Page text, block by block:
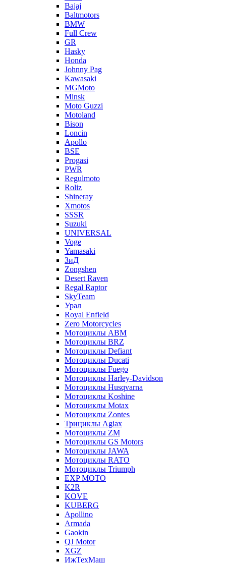
Bajaj
Baltmotors
BMW
Full Crew
GR
Hasky
Honda
Johnny Pag
Kawasaki
MGMoto
Minsk
Moto Guzzi
Motoland
Bison
Loncin
Apollo
BSE
Progasi
PWR
Regulmoto
Roliz
Shineray
Xmotos
SSSR
Suzuki
UNIVERSAL
Voge
Yamasaki
ЗиД
Zongshen
Desert Raven
Regal Raptor
SkyTeam
Урал
Royal Enfield
Zero Motorcycles
Мотоциклы ABM
Мотоциклы BRZ
Мотоциклы Defiant
Мотоциклы Ducati
Мотоциклы Fuego
Мотоциклы Harley-Davidson
Мотоциклы Husqvarna
Мотоциклы Koshine
Мотоциклы Motax
Мотоциклы Zontes
Трициклы Agiax
Мотоциклы ZM
Мотоциклы GS Motors
Мотоциклы JAWA
Мотоциклы RATO
Мотоциклы Triumph
EXP MOTO
K2R
KOVE
KUBERG
Apollino
Armada
Gaokin
QJ Motor
XGZ
ИжТехМаш